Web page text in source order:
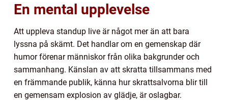
En mental upplevelse
Att uppleva standup live är något mer än att bara
lyssna på skämt. Det handlar om en gemenskap där
humor förenar människor från olika bakgrunder och
sammanhang. Känslan av att skratta tillsammans med
en främmande publik, känna hur skrattsalvorna blir till
en gemensam explosion av glädje, är oslagbar.